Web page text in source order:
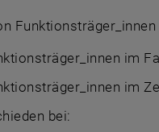
im
im
bei: